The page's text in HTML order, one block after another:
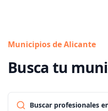
Municipios de Alicante
Busca tu
Buscar profesionales